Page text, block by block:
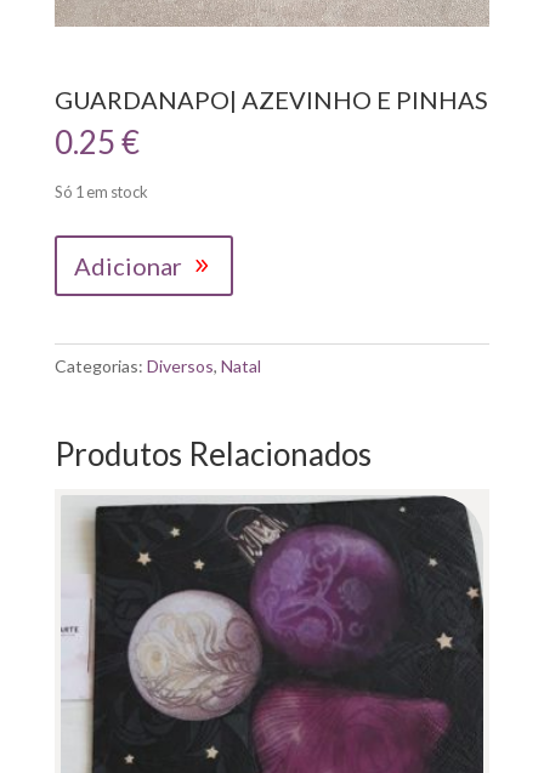
GUARDANAPO| AZEVINHO E PINHAS
0.25€
Só 1 em stock
E
Adicionar
Categorias: Diversos, Natal
Produtos Relacionados